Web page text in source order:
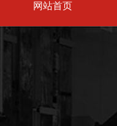
网站首页
喷雾干燥机试验中心